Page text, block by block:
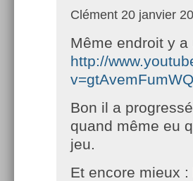
Clément 20 janvier
Même endroit y
http://
v=gtAvemFumWQ
Bon il a
quand même eu
jeu.
Et encore mieux :